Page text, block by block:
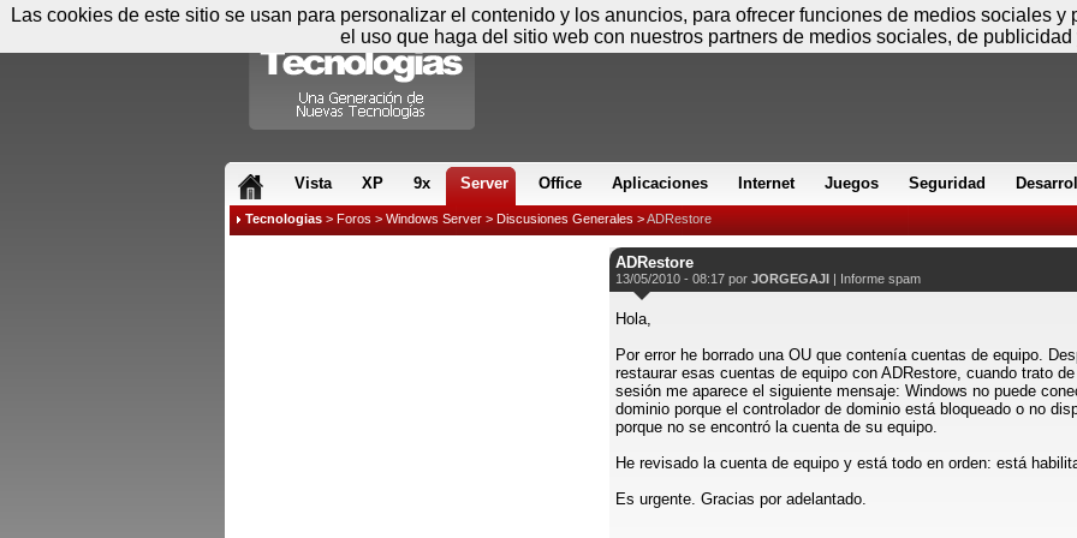
Vista XP 9x Server Office Aplicaciones Internet Juegos Seguridad
Tecnologias > Foros > Windows Server > Discusiones Generales >ADRestore
ADRestore
13/05/2010 - 08:17 por JORGEGAJI | Informe spam
Hola,
Por error he borrado una OU que contenía cuentas de equipo.
restaurar esas cuentas de equipo con ADRestore, cuando trato
sesión me aparece el siguiente mensaje: Windows no puede
dominio porque el controlador de dominio está bloqueado o no
porque no se encontró la cuenta de su equipo.
He revisado la cuenta de equipo y está todo en orden: está
Es urgente. Gracias por adelantado.
Las cookies de este sitio se usan para personalizar el contenido y los anuncios, para ofrecer funciones de medios sociales
el uso que haga del sitio web con nuestros partners de medios sociales, de